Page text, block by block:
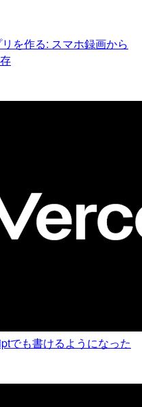
を作る: スマホ録画から
でも書けるようになった